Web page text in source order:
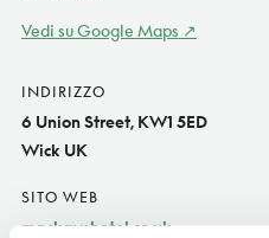
Vedi su Google Maps
INDIRIZZO
6 Union Street, KW1 5ED
Wick UK
SITO WEB
mackayshotel.co.uk